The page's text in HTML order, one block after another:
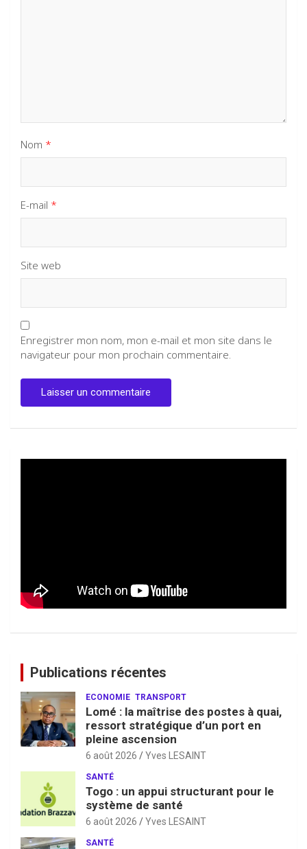
Nom *
E-mail *
Site web
Enregistrer mon nom, mon e-mail et mon site dans le
navigateur pour mon prochain commentaire.
Publications récentes
ECONOMIE TRANSPORT
Lomé : la maîtrise des postes à quai,
ressort stratégique d’un port en
pleine ascension
6 août 2026 Yves LESAINT
SANTÉ
Togo : un appui structurant pour le
système de santé
6 août 2026 Yves LESAINT
SANTÉ